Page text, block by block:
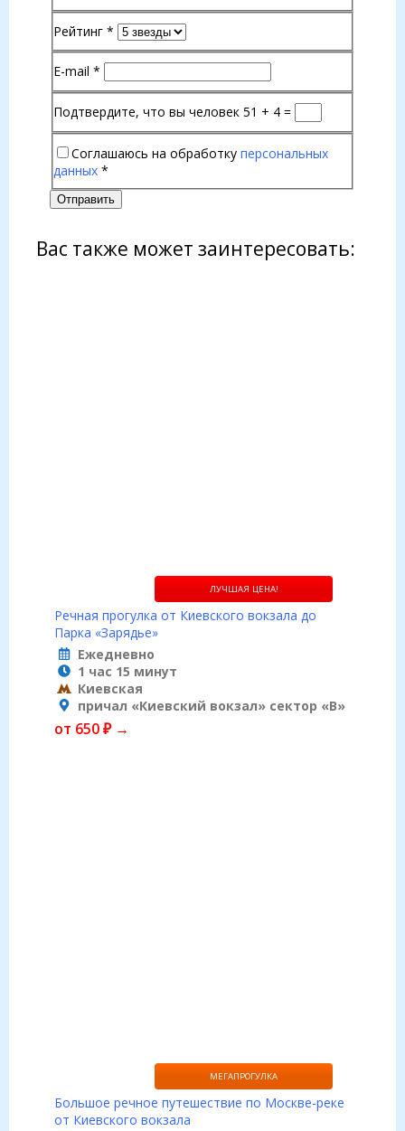
Рейтинг *
E-mail *
Подтвердите, что вы человек 51 + 4 =
Соглашаюсь на обработку персональных
данных *
Отправить
Вас также может заинтересовать:
ЛУЧШАЯ ЦЕНА!
Речная прогулка от Киевского вокзала до
Парка «Зарядье»
Ежедневно
1 час 15 минут
Киевская
причал «Киевский вокзал» сектор «B»
от 650 ₽ →
МЕГАПРОГУЛКА
Большое речное путешествие по Москве-реке
от Киевского вокзала